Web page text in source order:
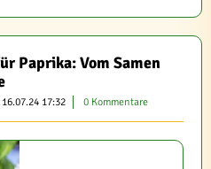
Paprika: Vom Samen
16.07.24 17:32 0 Kommentare